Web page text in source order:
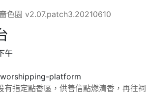
色園 v2.07.patch3.20210610
午
platform
有指定點香區，供善信點燃清香，再往祠